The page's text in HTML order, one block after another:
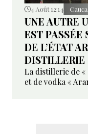
4 Août 12:14
UNE AUTRE
EST PASSÉE
DE L’ÉTAT
DISTILLERIE
La distillerie de «
et de vodka «